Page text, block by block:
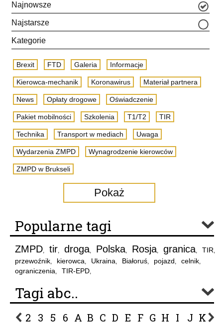
Najnowsze
Najstarsze
Kategorie
Brexit FTD Galeria Informacje
Kierowca-mechanik Koronawirus Materiał partnera
News Opłaty drogowe Oświadczenie
Pakiet mobilności Szkolenia T1/T2 TIR
Technika Transport w mediach Uwaga
Wydarzenia ZMPD Wynagrodzenie kierowców
ZMPD w Brukseli
Pokaż
Popularne tagi
ZMPD, tir, droga, Polska, Rosja, granica, TIR,
przewoźnik, kierowca, Ukraina, Białoruś, pojazd, celnik,
ograniczenia, TIR-EPD,
Tagi abc..
2 3 5 6 A B C D E F G H I J K L